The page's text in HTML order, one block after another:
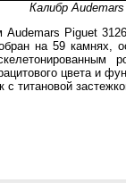
Калибр
Piguet
на 59 камнях,
цвета и
титановой